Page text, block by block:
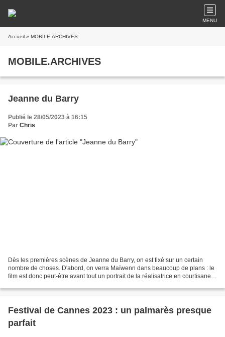
MENU
Accueil » MOBILE.ARCHIVES
MOBILE.ARCHIVES
Jeanne du Barry
Publié le 28/05/2023 à 16:15
Par Chris
Dès les premières scènes de Jeanne du Barry, on est fixé sur un certain
nombre de choses. D'abord, on verra Maïwenn dans beaucoup de plans : le
film est donc peut-être avant tout un portrait de la réalisatrice en courtisane.
Festival de Cannes 2023 : un palmarès presque
parfait